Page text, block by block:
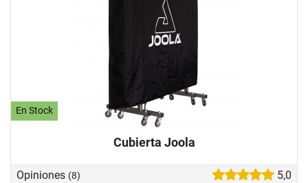
En Stock
Cubierta Joola
Opiniones (8) 5,0